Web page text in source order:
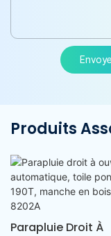
Produits
Parapluie Droit À